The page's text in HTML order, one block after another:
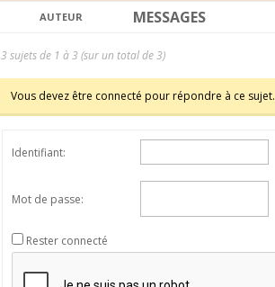
AUTEUR MESSAGES
3 sujets de 1 à 3 (sur un total de 3)
Vous devez être connecté pour répondre à ce sujet.
Identifiant:
Mot de passe:
Rester connecté